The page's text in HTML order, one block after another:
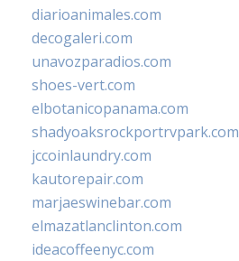
diarioanimales.com
decogaleri.com
unavozparadios.com
shoes-vert.com
elbotanicopanama.com
shadyoaksrockportrvpark.com
jccoinlaundry.com
kautorepair.com
marjaeswinebar.com
elmazatlanclinton.com
ideacoffeenyc.com